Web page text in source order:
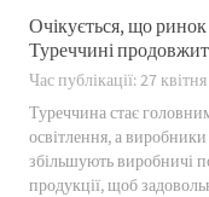
Очікується, що ринок
Туреччині
Час публікації: 27
Туреччина стає
освітлення, а
збільшують виробничі
продукції, щоб